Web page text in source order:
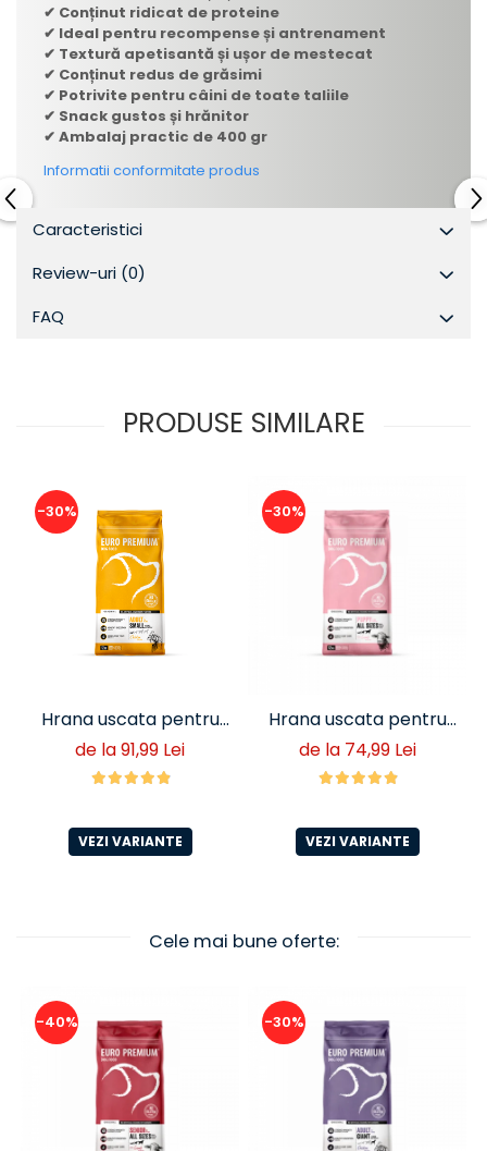
✔ Conținut ridicat de proteine
✔ Ideal pentru recompense și antrenament
✔ Textură apetisantă și ușor de mestecat
✔ Conținut redus de grăsimi
✔ Potrivite pentru câini de toate taliile
✔ Snack gustos și hrănitor
✔ Ambalaj practic de 400 gr
Informatii conformitate produs
Caracteristici
Review-uri (0)
FAQ
PRODUSE SIMILARE
-30%
Hrana uscata pentru
caini adulti talie mica
Euro Premium cu miel si
de la 91,99 Lei
VEZI VARIANTE
-30%
Hrana uscata pentru
catei Euro Premium
Junior cu miel si orez –
de la 74,99 Lei
VEZI VARIANTE
Cele mai bune oferte:
-40% -30%